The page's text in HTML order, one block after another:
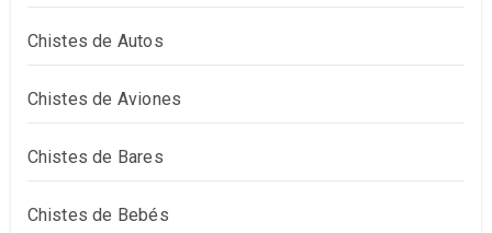
Chistes de Autos
Chistes de Aviones
Chistes de Bares
Chistes de Bebés